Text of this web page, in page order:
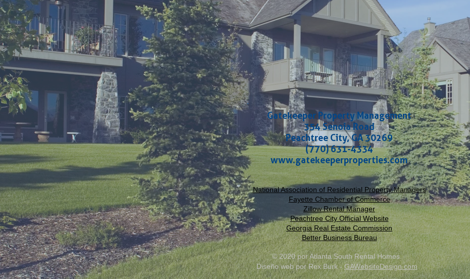
Gatekeeper Property Management
354 Senoia Road
Peachtree City, GA 30269
(770) 631-4334
www.gatekeeperproperties.com
National Association of Residential Property Managers
Fayette Chamber of Commerce
Zillow Rental Manager
Peachtree City Official Website
Georgia Real Estate Commission
Better Business Bureau
© 2020 por Atlanta South Rental Homes.
Diseño web por Rex Burk -GAWebsiteDesign.com